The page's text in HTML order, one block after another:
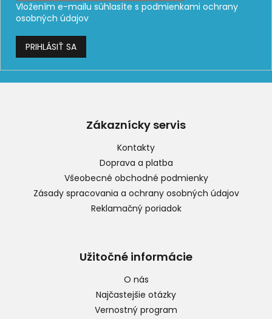
Vložením e-mailu súhlasíte s podmienkami ochrany
osobných údajov
PRIHLÁSIŤ SA
Zákaznícky servis
Kontakty
Doprava a platba
Všeobecné obchodné podmienky
Zásady spracovania a ochrany osobných údajov
Reklamačný poriadok
Užitočné informácie
O nás
Najčastejšie otázky
Vernostný program